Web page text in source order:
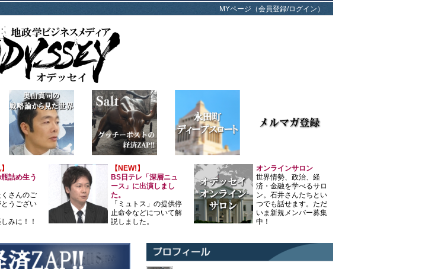
MYページ（会員登録/ログイン）
詰め生う
さんのご
うござい
みに！！
【NEW!】
BS日テレ「深層ニュ
ース」に出演しまし
た。
「ミュトス」の提供停
止命令などについて解
説しました。
オンラインサロン
世界情勢、政治、経
済・金融を学べるサロ
ン。石井さんたちとい
つでも話せます。ただ
いま新規メンバー募集
中！